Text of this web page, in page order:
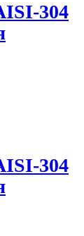
304
304